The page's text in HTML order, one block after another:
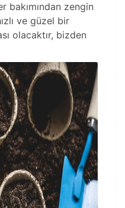
bakımından zengin
ve güzel bir
olacaktır, bizden